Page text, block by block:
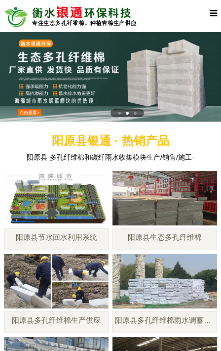
阳原县银通 · 热销产品
阳原县-多孔纤维棉和碳纤雨水收集模块生产/销售/施工-
阳原县节水回水利用系统 阳原县生态多孔纤维棉
阳原县多孔纤维棉生产供应 阳原县多孔纤维棉雨水调蓄模块